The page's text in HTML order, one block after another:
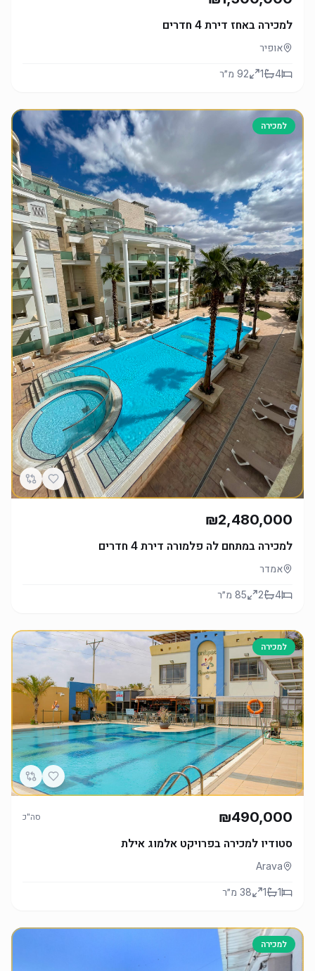
למכירה באחז דירת 4 חדרים
אופיר
4
1
92 מ״ר
למכירה
₪2,480,000
למכירה במתחם לה פלמורה דירת 4 חדרים
אמדר
4
2
85 מ״ר
למכירה
₪490,000 סה"כ
סטודיו למכירה בפרויקט אלמוג אילת
Arava
1
1
38 מ״ר
למכירה